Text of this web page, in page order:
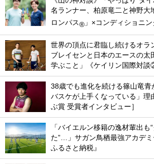
名ランナー、柏原竜二と神野大
ロンパス® 」×コンディショニ
世界の頂点に君臨し続けるオラ
ブレイセンと日本のエースの太
学ぶこと」《ケイリン国際対談
38歳でも進化を続ける篠山竜青
バスケが上手くなっている」理
ぶ賞 受賞者インタビュー］
「バイエルン移籍の逸材輩出も
た”…」サガン鳥栖最強アカデ
ふるさと納税』